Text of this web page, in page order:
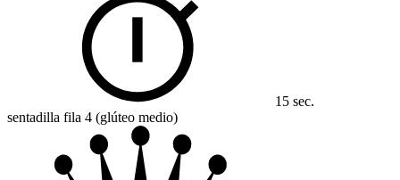
15 sec.
sentadilla fila 4 (glúteo medio)